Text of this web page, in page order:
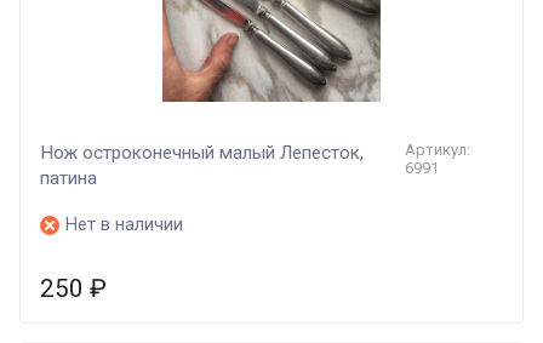
Нож остроконечный малый Лепесток,
патина
Артикул:
6991
Нет в наличии
250 ₽